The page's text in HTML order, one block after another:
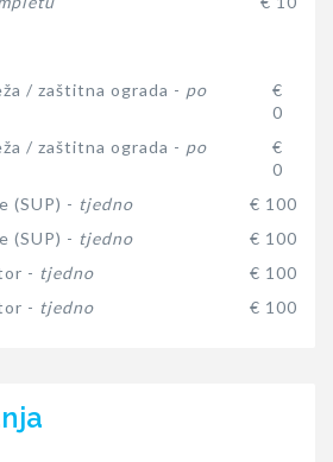
/ zaštitna ograda - po
€
0
/ zaštitna ograda - po
€
0
(SUP) - tjedno
€ 100
(SUP) - tjedno
€ 100
- tjedno
€ 100
- tjedno € 100